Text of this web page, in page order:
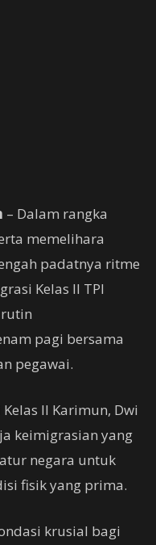
– Dalam rangka
memelihara
padatnya ritme
Kelas II TPI
pagi bersama
pegawai.
II Karimun, Dwi
keimigrasian yang
negara untuk
fisik yang prima.
krusial bagi